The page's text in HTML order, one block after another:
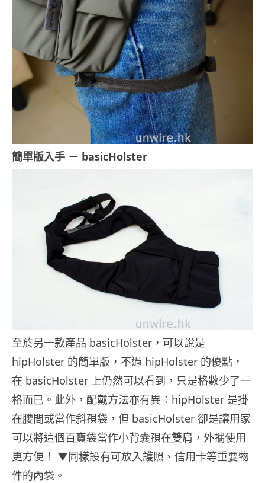
簡單版入手 － basicHolster
至於另一款產品 basicHolster，可以說是
hipHolster 的簡單版，不過 hipHolster 的優點，
在 basicHolster 上仍然可以看到，只是格數少了一
格而已。此外，配戴方法亦有異：hipHolster 是掛
在腰間或當作斜孭袋，但 basicHolster 卻是讓用家
可以將這個百寶袋當作小背囊孭在雙肩，外攜使用
更方便！ ▼同樣設有可放入護照、信用卡等重要物
件的內袋。